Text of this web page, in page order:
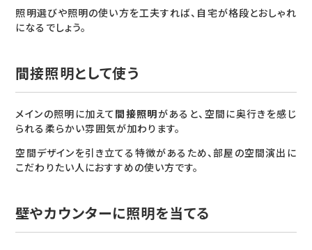
照明選びや照明の使い方を工夫すれば、自宅が格段とおしゃれ
になるでしょう。
間接照明として使う
メインの照明に加えて間接照明があると、空間に奥行きを感じ
られる柔らかい雰囲気が加わります。
空間デザインを引き立てる特徴があるため、部屋の空間演出に
こだわりたい人におすすめの使い方です。
壁やカウンターに照明を当てる